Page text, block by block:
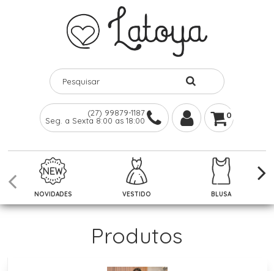
(27) 99879-1187
Seg. a Sexta 8:00 as 18:00
0
NOVIDADES VESTIDO BLUSA
Produtos